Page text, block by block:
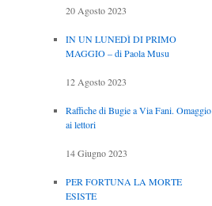
20 Agosto 2023
IN UN LUNEDÌ DI PRIMO
MAGGIO – di Paola Musu
12 Agosto 2023
Raffiche di Bugie a Via Fani. Omaggio
ai lettori
14 Giugno 2023
PER FORTUNA LA MORTE
ESISTE